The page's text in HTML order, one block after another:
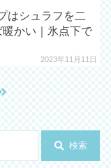
2023年11月11日
はシュラフを二
かい｜氷点下で
検索